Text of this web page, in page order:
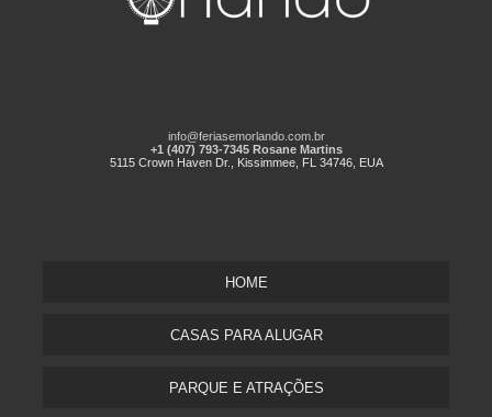
info@feriasemorlando.com.br
+1 (407) 793-7345 Rosane Martins
5115 Crown Haven Dr., Kissimmee, FL 34746, EUA
HOME
CASAS PARA ALUGAR
PARQUE E ATRAÇÕES